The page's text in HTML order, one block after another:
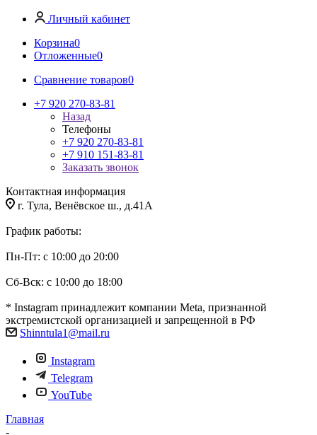
Личный кабинет
Корзина0
Отложенные0
Сравнение товаров0
+7 920 270-83-81
Назад
Телефоны
+7 920 270-83-81
+7 910 151-83-81
Заказать звонок
Контактная информация
г. Тула, Венёвское ш., д.41А
График работы:
Пн-Пт: с 10:00 до 20:00
Сб-Вск: с 10:00 до 18:00
* Instagram принадлежит компании Meta, признанной
экстремистской организацией и запрещенной в РФ
Shinntula1@mail.ru
Instagram
Telegram
YouTube
Главная
-